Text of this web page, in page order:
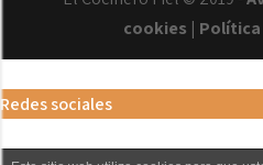
cookies | Política
Redes sociales